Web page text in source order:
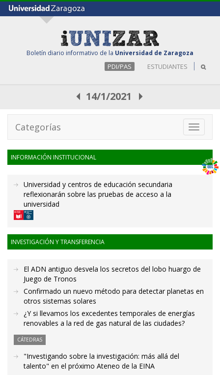
Boletín diario informativo de la Universidad de Zaragoza
PDI/PAS ESTUDIANTES
14/1/2021
Toggle
Categorías
INFORMACIÓN INSTITUCIONAL
Universidad y centros de educación secundaria
reflexionarán sobre las pruebas de acceso a la
universidad
INVESTIGACIÓN Y TRANSFERENCIA
El ADN antiguo desvela los secretos del lobo huargo de
Juego de Tronos
Confirmado un nuevo método para detectar planetas en
otros sistemas solares
¿Y si llevamos los excedentes temporales de energías
renovables a la red de gas natural de las ciudades?
CÁTEDRAS
"Investigando sobre la investigación: más allá del
talento" en el próximo Ateneo de la EINA